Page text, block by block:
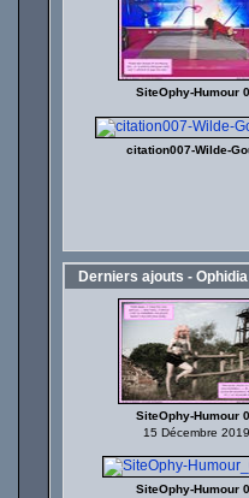
SiteOphy-Humour
citation007-Wilde-
Derniers ajouts - Ophidia
SiteOphy-Humour
15 Décembre 2019
SiteOphy-Humour